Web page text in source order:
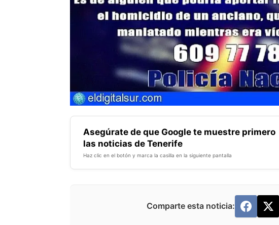
Asegúrate de que Google te muestre primero
las noticias de Tenerife
Haz clic en el botón y marca la casilla en la siguiente pantalla
Comparte esta noticia: